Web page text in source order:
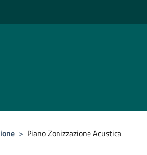
> Piano Zonizzazione Acustica